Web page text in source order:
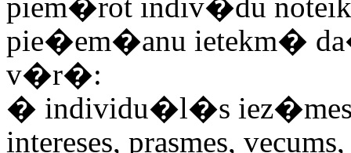
pie�em�anu ietekm�
v�r�:
� individu�l�s
intereses, prasmes,